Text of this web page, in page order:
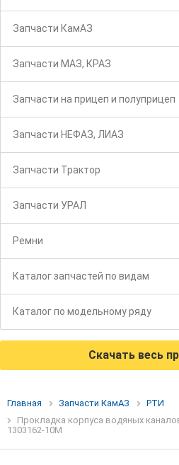
Запчасти КамАЗ
Запчасти МАЗ, КРАЗ
Запчасти на прицеп и полуприцеп
Запчасти НЕФАЗ, ЛИАЗ
Запчасти Трактор
Запчасти УРАЛ
Ремни
Каталог запчастей по видам
Каталог по модельному ряду
Скачать весь
Главная Запчасти КамАЗ
РТИ
Прокладка корпуса водяных
1303162-10М